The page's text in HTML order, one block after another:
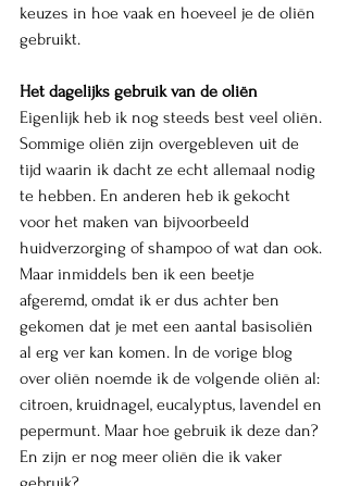
keuzes in hoe vaak en hoeveel je de oliën
gebruikt.
Het dagelijks gebruik van de oliën
Eigenlijk heb ik nog steeds best veel oliën.
Sommige oliën zijn overgebleven uit de
tijd waarin ik dacht ze echt allemaal nodig
te hebben. En anderen heb ik gekocht
voor het maken van bijvoorbeeld
huidverzorging of shampoo of wat dan ook.
Maar inmiddels ben ik een beetje
afgeremd, omdat ik er dus achter ben
gekomen dat je met een aantal basisoliën
al erg ver kan komen. In de vorige blog
over oliën noemde ik de volgende oliën al:
citroen, kruidnagel, eucalyptus, lavendel en
pepermunt. Maar hoe gebruik ik deze dan?
En zijn er nog meer oliën die ik vaker